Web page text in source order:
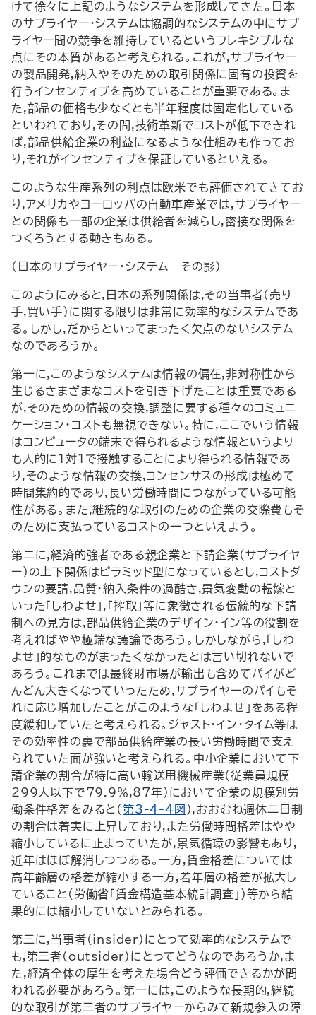
けて徐々に上記のようなシステムを形成してきた。日本
のサプライヤー・システムは協調的なシステムの中にサプ
ライヤー間の競争を維持しているというフレキシブルな
点にその本質があると考えられる。これが,サプライヤー
の製品開発,納入やそのための取引関係に固有の投資を
行うインセンティブを高めていることが重要である。ま
た,部品の価格も少なくとも半年程度は固定化している
といわれており,その間,技術革新でコストが低下できれ
ば,部品供給企業の利益になるような仕組みも作ってお
り,それがインセンティブを保証しているといえる。
このような生産系列の利点は欧米でも評価されてきてお
り,アメリカやヨーロッパの自動車産業では,サプライヤー
との関係も一部の企業は供給者を減らし,密接な関係を
つくろうとする動きもある。
(日本のサプライヤー・システム―その影)
このようにみると,日本の系列関係は,その当事者(売り
手,買い手)に関する限りは非常に効率的なシステムであ
る。しかし,だからといってまったく欠点のないシステム
なのであろうか。
第一に,このようなシステムは情報の偏在,非対称性から
生じるさまざまなコストを引き下げたことは重要である
が,そのための情報の交換,調整に要する種々のコミュニ
ケーション・コストも無視できない。特に,ここでいう情報
はコンピュータの端末で得られるような情報というより
も人的に1対1で接触することにより得られる情報であ
り,そのような情報の交換,コンセンサスの形成は極めて
時間集約的であり,長い労働時間につながっている可能
性がある。また,継続的な取引のための企業の交際費もそ
のために支払っているコストの一つといえよう。
第二に,経済的強者である親企業と下請企業(サプライヤ
ー)の上下関係はピラミッド型になっているとし,コストダ
ウンの要請,品質・納入条件の過酷さ,景気変動の転嫁と
いった「しわよせ」,「搾取」等に象徴される伝統的な下請
制への見方は,部品供給企業のデザイン・イン等の役割を
考えればやや極端な議論であろう。しかしながら,「しわ
よせ」的なものがまったくなかったとは言い切れないで
あろう。これまでは最終財市場が輸出も含めてパイがど
んどん大きくなっていったため,サプライヤーのパイもそ
れに応じ増加したことがこのような「しわよせ」をある程
度緩和していたと考えられる。ジャスト・イン・タイム等は
その効率性の裏で部品供給産業の長い労働時間で支え
られていた面が強いと考えられる。中小企業において下
請企業の割合が特に高い輸送用機械産業(従業員規模
299人以下で79.9％,87年)において企業の規模別労
働条件格差をみると( 第3-4-4図 ),おおむね週休二日制
の割合は着実に上昇しており,また労働時間格差はやや
縮小しているに止まっていたが,景気循環の影響もあり,
近年はほぼ解消しつつある。一方,賃金格差については
高年齢層の格差が縮小する一方,若年層の格差が拡大し
ていること(労働省「賃金構造基本統計調査」)等から結
果的には縮小していないとみられる。
第三に,当事者(insider)にとって効率的なシステムで
も,第三者(outsider)にとってどうなのであろうか,ま
た,経済全体の厚生を考えた場合どう評価できるかが問
われる必要があろう。第一には,このような長期的,継続
的な取引が第三者のサプライヤーからみて新規参入の障